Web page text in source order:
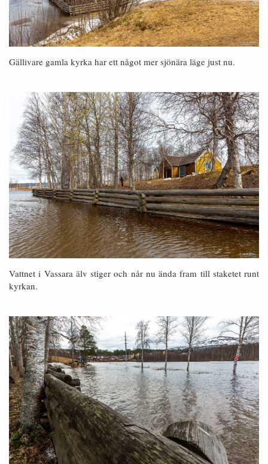
Gällivare gamla kyrka har ett något mer sjönära läge just nu.
Vattnet i Vassara älv stiger och når nu ända fram till staketet runt
kyrkan.